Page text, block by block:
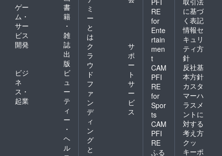
ゲー
ム・
サー
ビス
開発
書
籍
・
雑
誌
出
版
ビジ
ネ
ス・
起業
ビ
ュ
ー
テ
ィ
ー
・
ヘ
ル
ミ
ー
と
は
ク
ラ
ウ
ド
フ
ァ
ン
デ
ィ
ン
グ
と
サ
ポ
ー
ト
サ
ー
ビ
ス
PFI
RE
for
Ente
rtain
men
t
CAM
PFI
RE
for
Spor
ts
CAM
PFI
RE
ふる
に基づ
く表記
情報セ
キュリ
ティ方
針
反社基
本方針
カスタ
マーハ
ラスメ
ントに
対する
考え方
クッ
キーポ